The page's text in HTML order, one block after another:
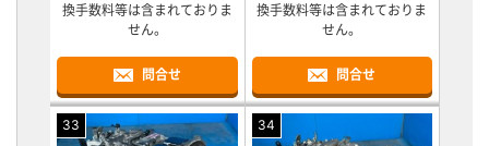
換手数料等は含まれておりま
せん。
問合せ
換手数料等は含まれておりま
せん。
問合せ
33 34